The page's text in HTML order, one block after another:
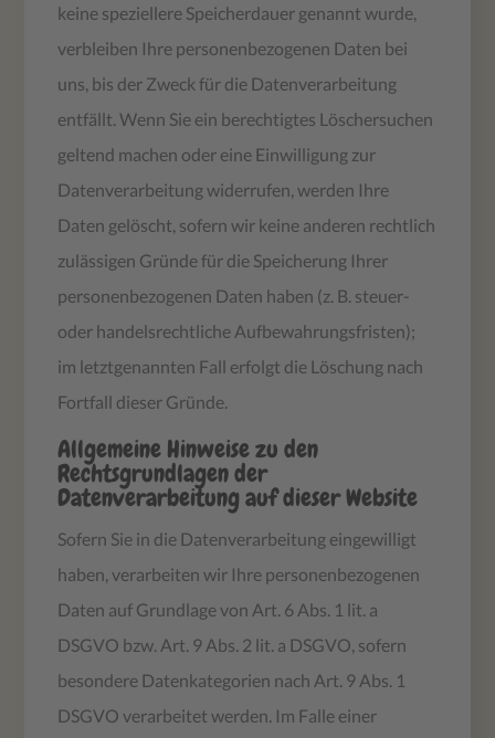
keine speziellere Speicherdauer genannt wurde,
verbleiben Ihre personenbezogenen Daten bei
uns, bis der Zweck für die Datenverarbeitung
entfällt. Wenn Sie ein berechtigtes Löschersuchen
geltend machen oder eine Einwilligung zur
Datenverarbeitung widerrufen, werden Ihre
Daten gelöscht, sofern wir keine anderen rechtlich
zulässigen Gründe für die Speicherung Ihrer
personenbezogenen Daten haben (z. B. steuer-
oder handelsrechtliche Aufbewahrungsfristen);
im letztgenannten Fall erfolgt die Löschung nach
Fortfall dieser Gründe.
Allgemeine Hinweise zu den
Rechtsgrundlagen der
Datenverarbeitung auf dieser Website
Sofern Sie in die Datenverarbeitung eingewilligt
haben, verarbeiten wir Ihre personenbezogenen
Daten auf Grundlage von Art. 6 Abs. 1 lit. a
DSGVO bzw. Art. 9 Abs. 2 lit. a DSGVO, sofern
besondere Datenkategorien nach Art. 9 Abs. 1
DSGVO verarbeitet werden. Im Falle einer